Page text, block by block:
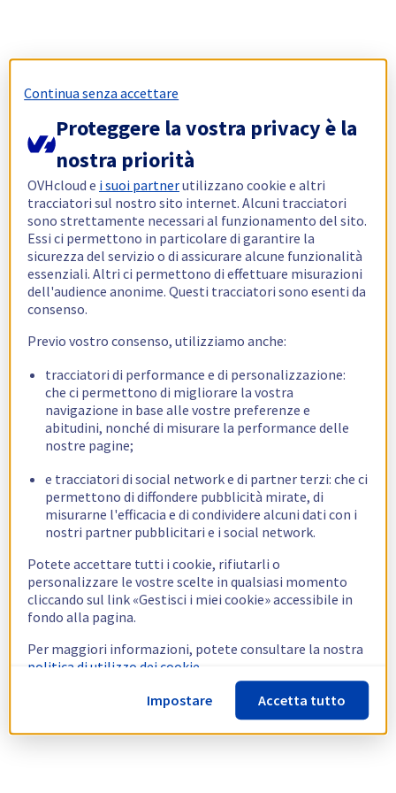
Continua senza accettare
Proteggere la vostra privacy è la
nostra priorità
OVHcloud e i suoi partnerutilizzano cookie e altri
tracciatori sul nostro sito internet. Alcuni tracciatori
sono strettamente necessari al funzionamento del sito.
Essi ci permettono in particolare di garantire la
sicurezza del servizio o di assicurare alcune funzionalità
essenziali. Altri ci permettono di effettuare misurazioni
dell'audience anonime. Questi tracciatori sono esenti da
consenso.
Previo vostro consenso, utilizziamo anche:
tracciatori di performance e di personalizzazione:
che ci permettono di migliorare la vostra
navigazione in base alle vostre preferenze e
abitudini, nonché di misurare la performance delle
nostre pagine;
e tracciatori di social network e di partner terzi: che ci
permettono di diffondere pubblicità mirate, di
misurarne l'efficacia e di condividere alcuni dati con i
nostri partner pubblicitari e i social network.
Potete accettare tutti i cookie, rifiutarli o
personalizzare le vostre scelte in qualsiasi momento
cliccando sul link «Gestisci i miei cookie» accessibile in
fondo alla pagina.
Per maggiori informazioni, potete consultare la nostra
politica di utilizzo dei cookie.
Impostare
Accetta tutto